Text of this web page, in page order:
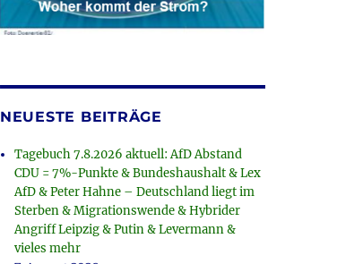
NEUESTE BEITRÄGE
Tagebuch 7.8.2026 aktuell: AfD Abstand
CDU = 7%-Punkte & Bundeshaushalt & Lex
AfD & Peter Hahne – Deutschland liegt im
Sterben & Migrationswende & Hybrider
Angriff Leipzig & Putin & Levermann &
vieles mehr